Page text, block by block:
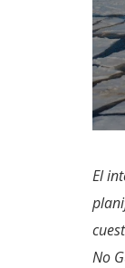
El
No